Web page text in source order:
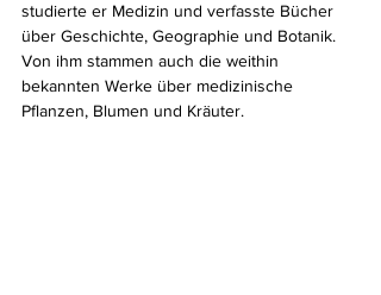
studierte er Medizin und verfasste Bücher
über Geschichte, Geographie und Botanik.
Von ihm stammen auch die weithin
bekannten Werke über medizinische
Pflanzen, Blumen und Kräuter.